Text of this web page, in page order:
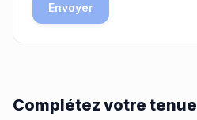
Envoyer
Complétez votre tenue